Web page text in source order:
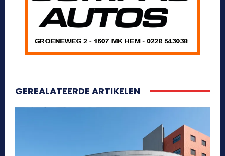
GEREALATEERDE ARTIKELEN